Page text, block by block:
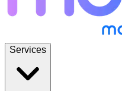
Services